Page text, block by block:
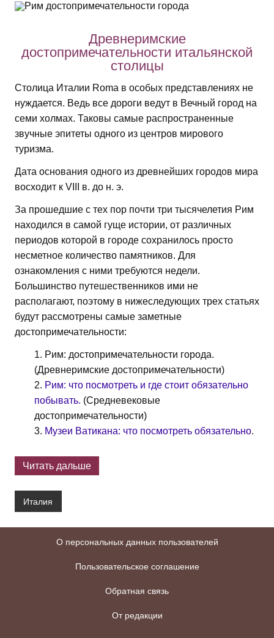
Древнеримские
достопримечательности итальянской
столицы
Столица Италии Roma в особых представлениях не
нуждается. Ведь все дороги ведут в Вечный город на
семи холмах. Таковы самые распространенные
звучные эпитеты одного из центров мирового
туризма.
Дата основания одного из древнейших городов мира
восходит к VIII в. до н. э.
За прошедшие с тех пор почти три тысячелетия Рим
находился в самой гуще истории, от различных
периодов которой в городе сохранилось просто
несметное количество памятников. Для
ознакомления с ними требуются недели.
Большинство путешественников ими не
располагают, поэтому в нижеследующих трех статьях
будут рассмотрены самые заметные
достопримечательности:
Рим: достопримечательности города.
(Древнеримские достопримечательности)
Рим: что посмотреть и где стоит обязательно
побывать. (Средневековые
достопримечательности)
Музеи Ватикана: что посмотреть обязательно.
Читать дальше
Италия
О персональных данных пользователей
Пользовательское соглашение
Обратная связь
От редакции